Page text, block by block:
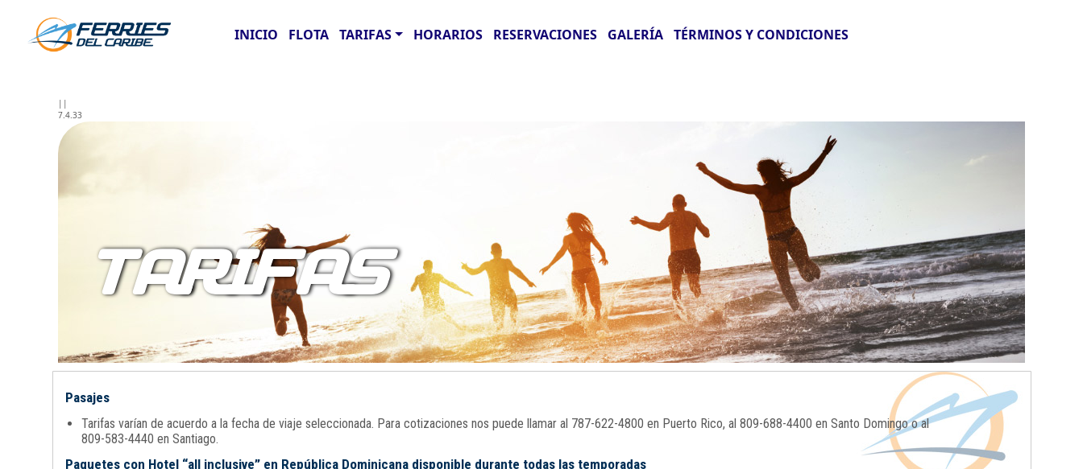
INICIO FLOTA TARIFAS HORARIOS RESERVACIONES GALERÍA TÉRMINOS Y CONDICIONES
||
7.4.33
TARIFAS
Pasajes
Tarifas varían de acuerdo a la fecha de viaje seleccionada. Para cotizaciones nos puede llamar al 787-622-4800 en Puerto Rico, al 809-688-4400 en Santo Domingo o al
809-583-4440 en Santiago.
Paquetes con Hotel “all inclusive” en República Dominicana disponible durante todas las temporadas